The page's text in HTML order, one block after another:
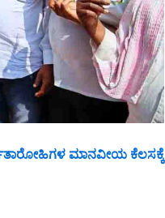
ಮಾನವೀಯ ಕೆಲಸಕ್ಕೆ